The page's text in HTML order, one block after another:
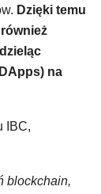
Dzięki temu
na
IBC,
blockchain,